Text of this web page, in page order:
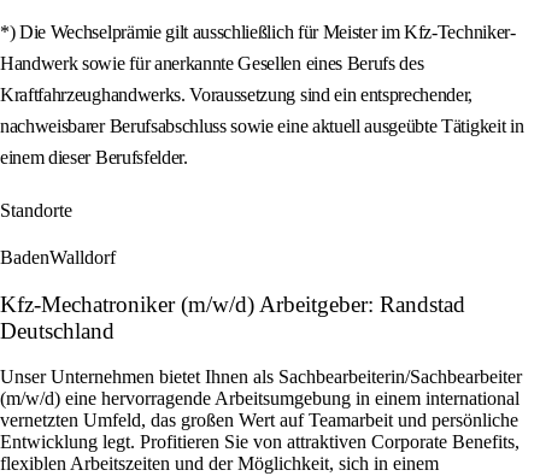
*) Die Wechselprämie gilt ausschließlich für Meister im Kfz-Techniker-
Handwerk sowie für anerkannte Gesellen eines Berufs des
Kraftfahrzeughandwerks. Voraussetzung sind ein entsprechender,
nachweisbarer Berufsabschluss sowie eine aktuell ausgeübte Tätigkeit in
einem dieser Berufsfelder.
Standorte
BadenWalldorf
Kfz-Mechatroniker (m/w/d) Arbeitgeber: Randstad
Deutschland
Unser Unternehmen bietet Ihnen als Sachbearbeiterin/Sachbearbeiter
(m/w/d) eine hervorragende Arbeitsumgebung in einem international
vernetzten Umfeld, das großen Wert auf Teamarbeit und persönliche
Entwicklung legt. Profitieren Sie von attraktiven Corporate Benefits,
flexiblen Arbeitszeiten und der Möglichkeit, sich in einem